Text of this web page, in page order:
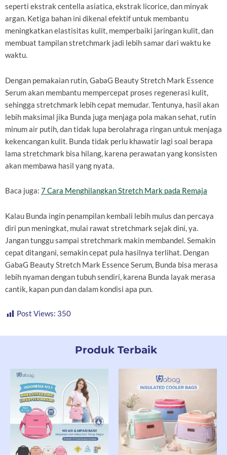
seperti ekstrak centella asiatica, ekstrak licorice, dan minyak
argan. Ketiga bahan ini dikenal efektif untuk membantu
meningkatkan elastisitas kulit, memperbaiki jaringan kulit, dan
membuat tampilan stretchmark jadi lebih samar dari waktu ke
waktu.
Dengan pemakaian rutin, GabaG Beauty Stretch Mark Essence
Serum akan membantu mempercepat proses regenerasi kulit,
sehingga stretchmark lebih cepat memudar. Tentunya, hasil akan
lebih maksimal jika Bunda juga menjaga pola makan sehat, rutin
minum air putih, dan tidak lupa berolahraga ringan untuk menjaga
kekencangan kulit. Bunda tidak perlu khawatir lagi soal berapa
lama stretchmark bisa hilang, karena perawatan yang konsisten
akan membawa hasil yang nyata.
Baca juga: 7 Cara Menghilangkan Stretch Mark pada Remaja
Kalau Bunda ingin penampilan kembali lebih mulus dan percaya
diri pun meningkat, mulai rawat stretchmark sejak dini, ya.
Jangan tunggu sampai stretchmark makin membandel. Semakin
cepat ditangani, semakin cepat pula hasilnya terlihat. Dengan
GabaG Beauty Stretch Mark Essence Serum, Bunda bisa merasa
lebih nyaman dengan tubuh sendiri, karena Bunda layak merasa
cantik, kapan pun dan dalam kondisi apa pun.
Post Views: 350
Produk Terbaik